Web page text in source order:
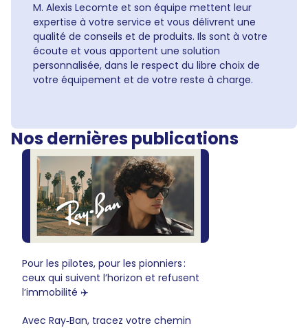
M. Alexis Lecomte et son équipe mettent leur
expertise à votre service et vous délivrent une
qualité de conseils et de produits. Ils sont à votre
écoute et vous apportent une solution
personnalisée, dans le respect du libre choix de
votre équipement et de votre reste à charge.
Nos dernières publications
Pour les pilotes, pour les pionniers :
ceux qui suivent l’horizon et refusent
l’immobilité ✈️
Avec Ray‑Ban, tracez votre chemin